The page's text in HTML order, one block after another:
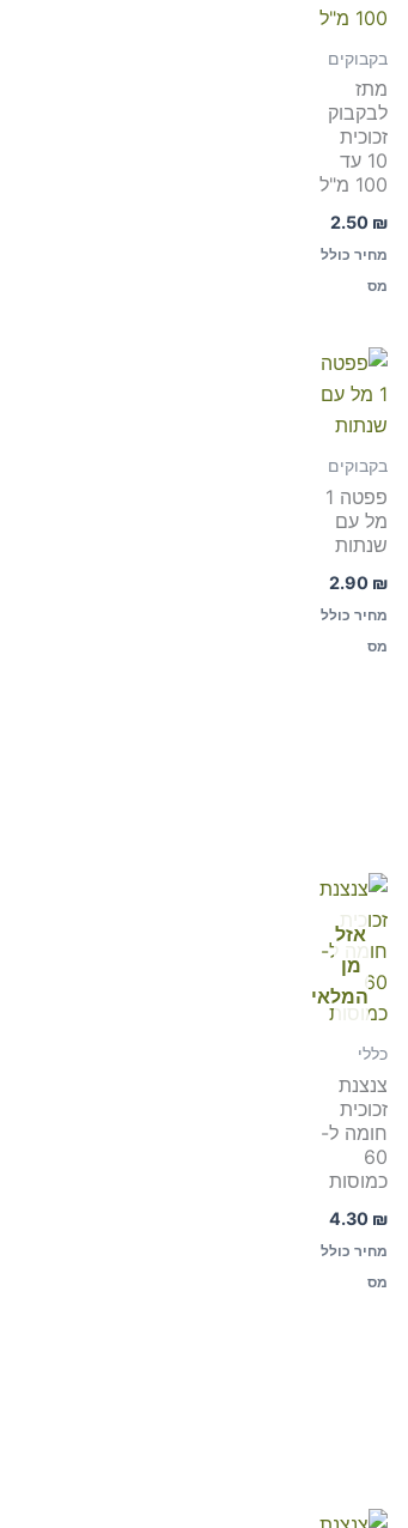
בקבוקים
מתז
לבקבוק
זכוכית
10 עד
100 מ"ל
2.50 ₪
מחיר כולל
מס
בקבוקים
פפטה 1
מל עם
שנתות
2.90 ₪
מחיר כולל
מס
אזל
מן
המלאי
כללי
צנצנת
זכוכית
חומה ל-
60
כמוסות
4.30 ₪
מחיר כולל
מס